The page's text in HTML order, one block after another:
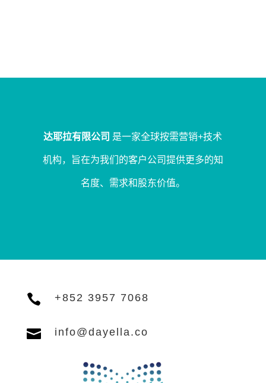
达耶拉有限公司 是一家全球按需营销+技术
机构，旨在为我们的客户公司提供更多的知
名度、需求和股东价值。
 +852 3957 7068
 info@dayella.co